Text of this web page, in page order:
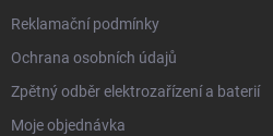
Reklamační podmínky
Ochrana osobních údajů
Zpětný odběr elektrozařízení a baterií
Moje objednávka